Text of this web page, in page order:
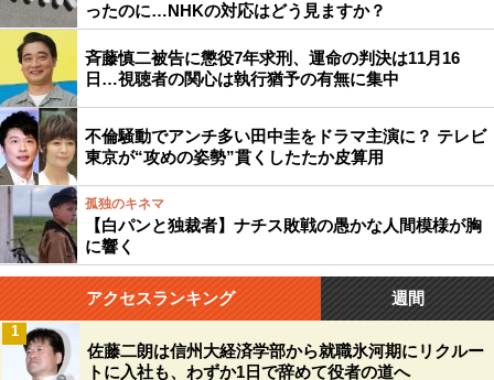
ったのに…NHKの対応はどう見ますか？
斉藤慎二被告に懲役7年求刑、運命の判決は11月16
日…視聴者の関心は執行猶予の有無に集中
不倫騒動でアンチ多い田中圭をドラマ主演に？ テレビ
東京が“攻めの姿勢”貫くしたたか皮算用
孤独のキネマ
【白パンと独裁者】ナチス敗戦の愚かな人間模様が胸
に響く
アクセスランキング 週間
佐藤二朗は信州大経済学部から就職氷河期にリクルー
トに入社も、わずか1日で辞めて役者の道へ
1